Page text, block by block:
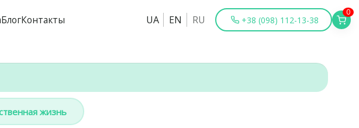
БлогКонтакты UA EN RU +38 (098) 112-13-38
0
жизнь